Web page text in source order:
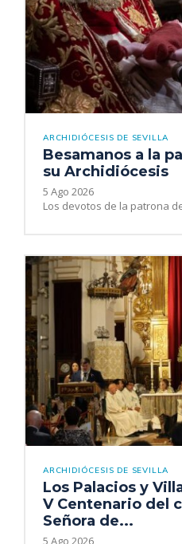
ARCHIDIÓCESIS DE SEVILLA
Besamanos a la
su Archidiócesis
5 Ago 2026
Los devotos de la patrona
ARCHIDIÓCESIS DE SEVILLA
Los Palacios y
V Centenario del
Señora de...
5 Ago 2026